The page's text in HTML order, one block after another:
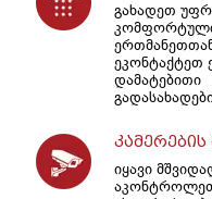
გახადეთ
ეკონტაქტეთ
დამატებითი
კამერების
იყავი